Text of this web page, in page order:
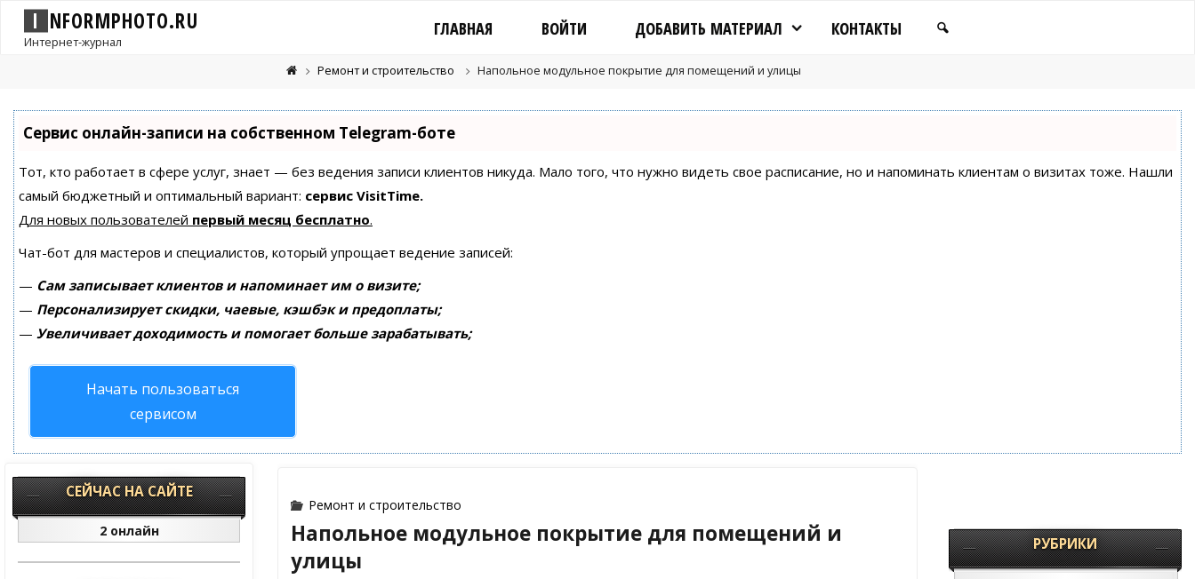
I NFORMPHOTO.RU
Интернет-журнал
ГЛАВНАЯ ВОЙТИ ДОБАВИТЬ МАТЕРИАЛ КОНТАКТЫ
Ремонт и строительство Напольное модульное покрытие для помещений и улицы
Сервис онлайн-записи на собственном Telegram-боте
Тот, кто работает в сфере услуг, знает — без ведения записи клиентов никуда. Мало того, что нужно видеть свое расписание, но и напоминать клиентам о визитах тоже. Нашли
самый бюджетный и оптимальный вариант: сервис VisitTime.
Для новых пользователей первый месяц бесплатно.
Чат-бот для мастеров и специалистов, который упрощает ведение записей:
— Сам записывает клиентов и напоминает им о визите;
— Персонализирует скидки, чаевые, кэшбэк и предоплаты;
— Увеличивает доходимость и помогает больше зарабатывать;
Начать пользоваться
сервисом
Ремонт и строительство
Напольное модульное покрытие для помещений и
улицы
СЕЙЧАС НА САЙТЕ
2 онлайн
РУБРИКИ